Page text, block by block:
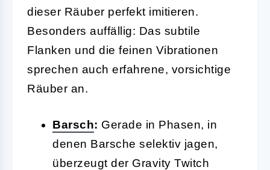
dieser Räuber perfekt imitieren.
Besonders auffällig: Das subtile
Flanken und die feinen Vibrationen
sprechen auch erfahrene, vorsichtige
Räuber an.
Barsch: Gerade in Phasen, in
denen Barsche selektiv jagen,
überzeugt der Gravity Twitch